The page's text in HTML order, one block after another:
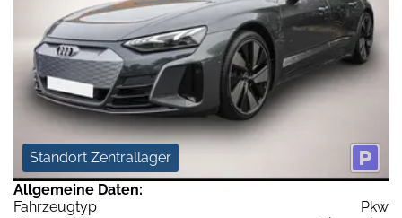
Standort Zentrallager
Allgemeine Daten:
Fahrzeugtyp
Pkw